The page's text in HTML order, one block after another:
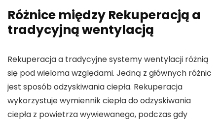
Różnice między Rekuperacją a
tradycyjną wentylacją
Rekuperacja a tradycyjne systemy wentylacji różnią
się pod wieloma względami. Jedną z głównych różnic
jest sposób odzyskiwania ciepła. Rekuperacja
wykorzystuje wymiennik ciepła do odzyskiwania
ciepła z powietrza wywiewanego, podczas gdy